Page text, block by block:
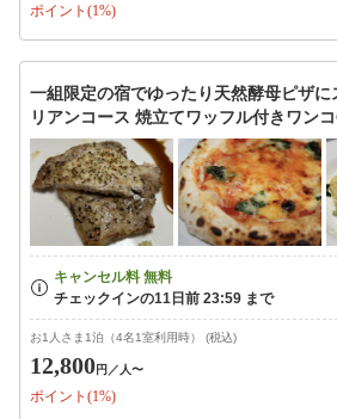
ポイント(1%)
一組限定の宿でゆったり天然酵母ピザに
リアンコース 焼立てワッフル付きワン
お1人さま1泊（4名1室利用時） (税込)
12,800円 ／人〜
ポイント(1%)